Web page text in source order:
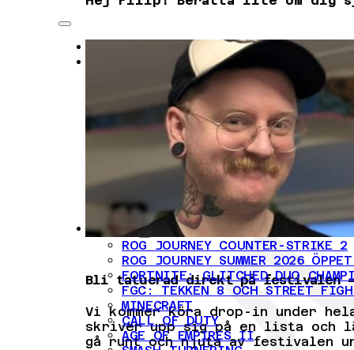
EVENTSCHEMA
AKTIVITETER
EVENTINFO
LAN-DISTRIKTEN
UTOMHUSOMRÅDET
BOENDE
RESEGUIDE
VANLIGA FRÅGOR
EVENTREGLER
ESPORT
ROG JOURNEY COUNTER-STRIKE 2
ROG JOURNEY SUMMER 2026
FORTNITE: GLITCHED DUO
FGC: TEKKEN 8 OCH STREET
MINECRAFT
CALL OF DUTY
AGE OF EMPIRES II
Bli tatuerad direkt på festivalen
Vi kommer köra drop-in under
skriver upp sig på en lista och
gå runt och njuta av festivalen